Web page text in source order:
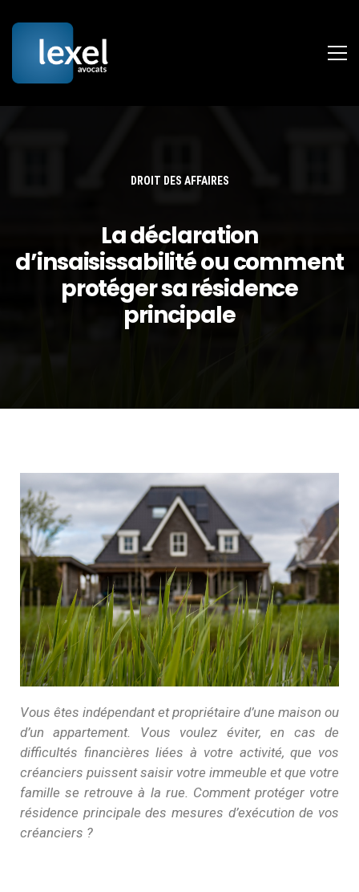
DROIT DES AFFAIRES
La déclaration
d’insaisissabilité ou comment
protéger sa résidence
principale
Vous êtes indépendant et propriétaire d’une maison ou
d’un appartement. Vous voulez éviter, en cas de
difficultés financières liées à votre activité, que vos
créanciers puissent saisir votre immeuble et que votre
famille se retrouve à la rue. Comment protéger votre
résidence principale des mesures d’exécution de vos
créanciers ?